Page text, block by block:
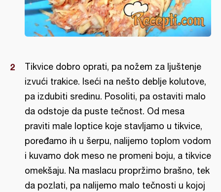
Tikvice dobro oprati, pa nožem za ljuštenje
izvući trakice. Iseći na nešto deblje kolutove,
pa izdubiti sredinu. Posoliti, pa ostaviti malo
da odstoje da puste tečnost. Od mesa
praviti male loptice koje stavljamo u tikvice,
poređamo ih u šerpu, nalijemo toplom vodom
i kuvamo dok meso ne promeni boju, a tikvice
omekšaju. Na maslacu propržimo brašno, tek
da pozlati, pa nalijemo malo tečnosti u kojoj